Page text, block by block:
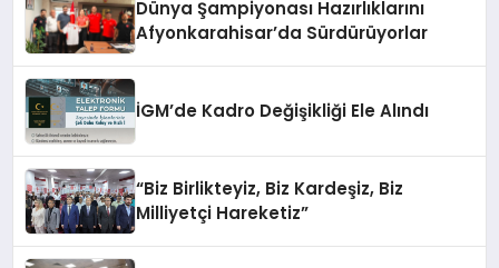
Dünya Şampiyonası Hazırlıklarını
Afyonkarahisar’da Sürdürüyorlar
İGM’de Kadro Değişikliği Ele Alındı
“Biz Birlikteyiz, Biz Kardeşiz, Biz
Milliyetçi Hareketiz”